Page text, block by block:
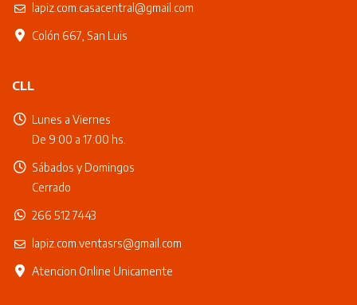
lapiz.com.casacentral@gmail.com
Colón 667, San Luis
CLL
Lunes a Viernes
De 9:00 a 17:00 hs.
Sábados y Domingos
Cerrado
266 512 7443
lapiz.com.ventasrs@gmail.com
Atencion Online Unicamente